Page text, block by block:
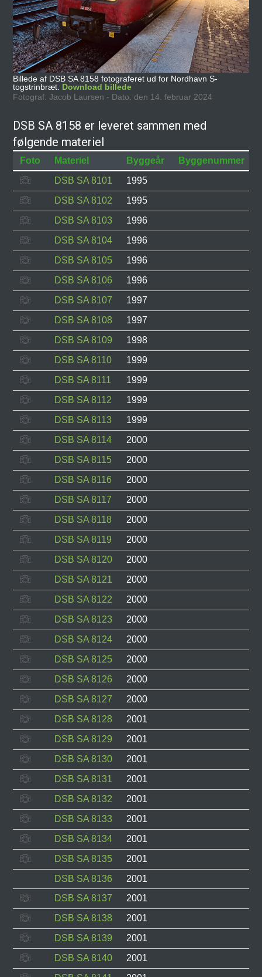
Billede af DSB SA 8158 fotograferet ud for Nordhavn S-
togstrinbræt. Download billede
Fotograf: Jacob Laursen - Dato: den 14. februar 2024
DSB SA 8158 er leveret sammen med
følgende materiel
Foto Materiel Byggeår Byggenummer
DSB SA 8101
1995
DSB SA 8102
1995
DSB SA 8103
1996
DSB SA 8104
1996
DSB SA 8105
1996
DSB SA 8106
1996
DSB SA 8107
1997
DSB SA 8108
1997
DSB SA 8109
1998
DSB SA 8110
1999
DSB SA 8111
1999
DSB SA 8112
1999
DSB SA 8113
1999
DSB SA 8114
2000
DSB SA 8115
2000
DSB SA 8116
2000
DSB SA 8117
2000
DSB SA 8118
2000
DSB SA 8119
2000
DSB SA 8120
2000
DSB SA 8121
2000
DSB SA 8122
2000
DSB SA 8123
2000
DSB SA 8124
2000
DSB SA 8125
2000
DSB SA 8126
2000
DSB SA 8127
2000
DSB SA 8128
2001
DSB SA 8129
2001
DSB SA 8130
2001
DSB SA 8131
2001
DSB SA 8132
2001
DSB SA 8133
2001
DSB SA 8134
2001
DSB SA 8135
2001
DSB SA 8136
2001
DSB SA 8137
2001
DSB SA 8138
2001
DSB SA 8139
2001
DSB SA 8140
2001